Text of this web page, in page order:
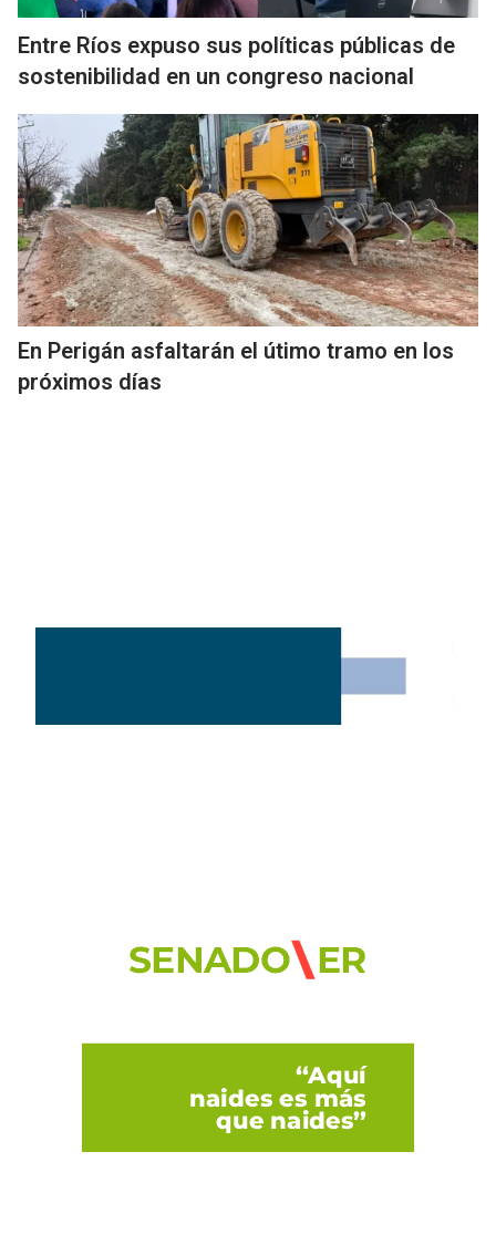
Entre Ríos expuso sus políticas públicas de
sostenibilidad en un congreso nacional
En Perigán asfaltarán el útimo tramo en los
próximos días